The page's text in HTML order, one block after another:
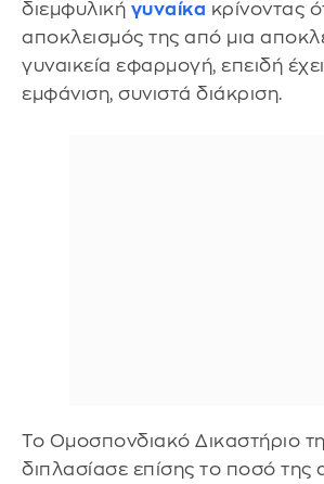
διεμφυλική γυναίκα κρίνοντας
αποκλεισμός της από μια
γυναικεία εφαρμογή, επειδή
εμφάνιση, συνιστά διάκριση.
Το Ομοσπονδιακό Δικαστήριο
διπλασίασε επίσης το ποσό της